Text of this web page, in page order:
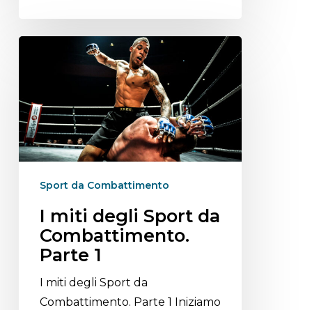
Sport da Combattimento
I miti degli Sport da
Combattimento.
Parte 1
I miti degli Sport da
Combattimento. Parte 1 Iniziamo